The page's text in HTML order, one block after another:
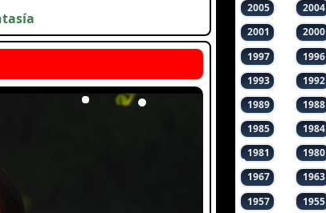
2005
2004
2001
2000
1997
1996
1993
1992
1989
1988
1985
1984
1981
1980
1967
1963
1957
1955